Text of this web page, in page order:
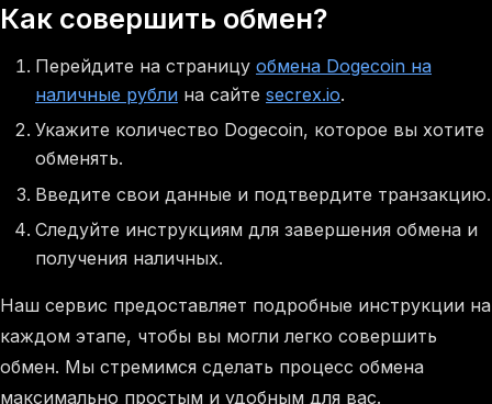
Как совершить обмен?
Перейдите на страницу обмена Dogecoin на
наличные рубли на сайте secrex.io.
Укажите количество Dogecoin, которое вы хотите
обменять.
Введите свои данные и подтвердите транзакцию.
Следуйте инструкциям для завершения обмена и
получения наличных.
Наш сервис предоставляет подробные инструкции на
каждом этапе, чтобы вы могли легко совершить
обмен. Мы стремимся сделать процесс обмена
максимально простым и удобным для вас.